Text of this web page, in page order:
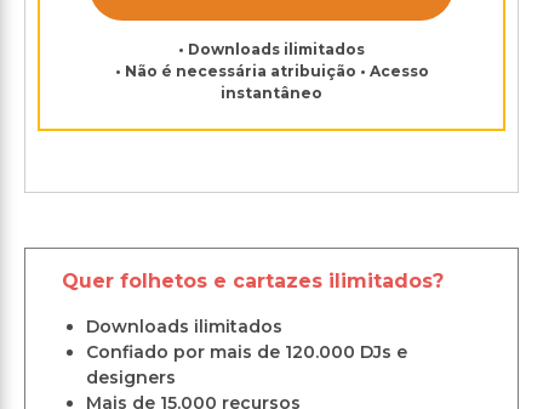
• Downloads ilimitados
• Não é necessária atribuição • Acesso
instantâneo
Quer folhetos e cartazes ilimitados?
Downloads ilimitados
Confiado por mais de 120.000 DJs e
designers
Mais de 15.000 recursos